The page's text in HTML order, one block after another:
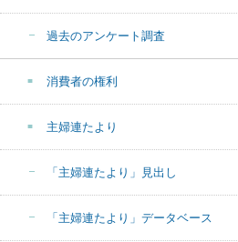
過去のアンケート調査
消費者の権利
主婦連たより
「主婦連たより」見出し
「主婦連たより」データベース